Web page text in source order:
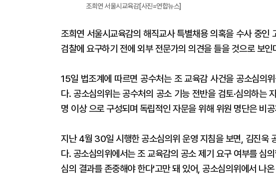
조희연 서울시교육감[사진=연합뉴스]
조희연 서울시교육감의 해직교사 특별채용 의혹을 수사 중인
검찰에 요구하기 전에 외부 전문가의 의견을 들을 것으로 보인
15일 법조계에 따르면 공수처는 조 교육감 사건을 공소심의
다. 공소심의위는 공수처의 공소 기능 전반을 검토·심의하는
명 이상 으로 구성되며 독립적인 자문을 위해 위원 명단은 비
지난 4월 30일 시행한 공소심의위 운영 지침을 보면, 김진욱
다. 공소심의위에서는 조 교육감의 공소 제기 요구 여부를 심
심의 결과를 존중해야 한다'고만 돼 있어, 공소심의위에서 나